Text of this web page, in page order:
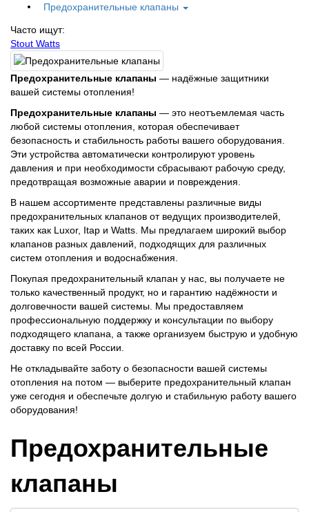
Предохранительные клапаны
Часто ищут:
Stout Watts
Предохранительные клапаны — надёжные защитники
вашей системы отопления!
Предохранительные клапаны — это неотъемлемая часть
любой системы отопления, которая обеспечивает
безопасность и стабильность работы вашего оборудования.
Эти устройства автоматически контролируют уровень
давления и при необходимости сбрасывают рабочую среду,
предотвращая возможные аварии и повреждения.
В нашем ассортименте представлены различные виды
предохранительных клапанов от ведущих производителей,
таких как Luxor, Itap и Watts. Мы предлагаем широкий выбор
клапанов разных давлений, подходящих для различных
систем отопления и водоснабжения.
Покупая предохранительный клапан у нас, вы получаете не
только качественный продукт, но и гарантию надёжности и
долговечности вашей системы. Мы предоставляем
профессиональную поддержку и консультации по выбору
подходящего клапана, а также организуем быструю и удобную
доставку по всей России.
Не откладывайте заботу о безопасности вашей системы
отопления на потом — выберите предохранительный клапан
уже сегодня и обеспечьте долгую и стабильную работу вашего
оборудования!
Предохранительные
клапаны